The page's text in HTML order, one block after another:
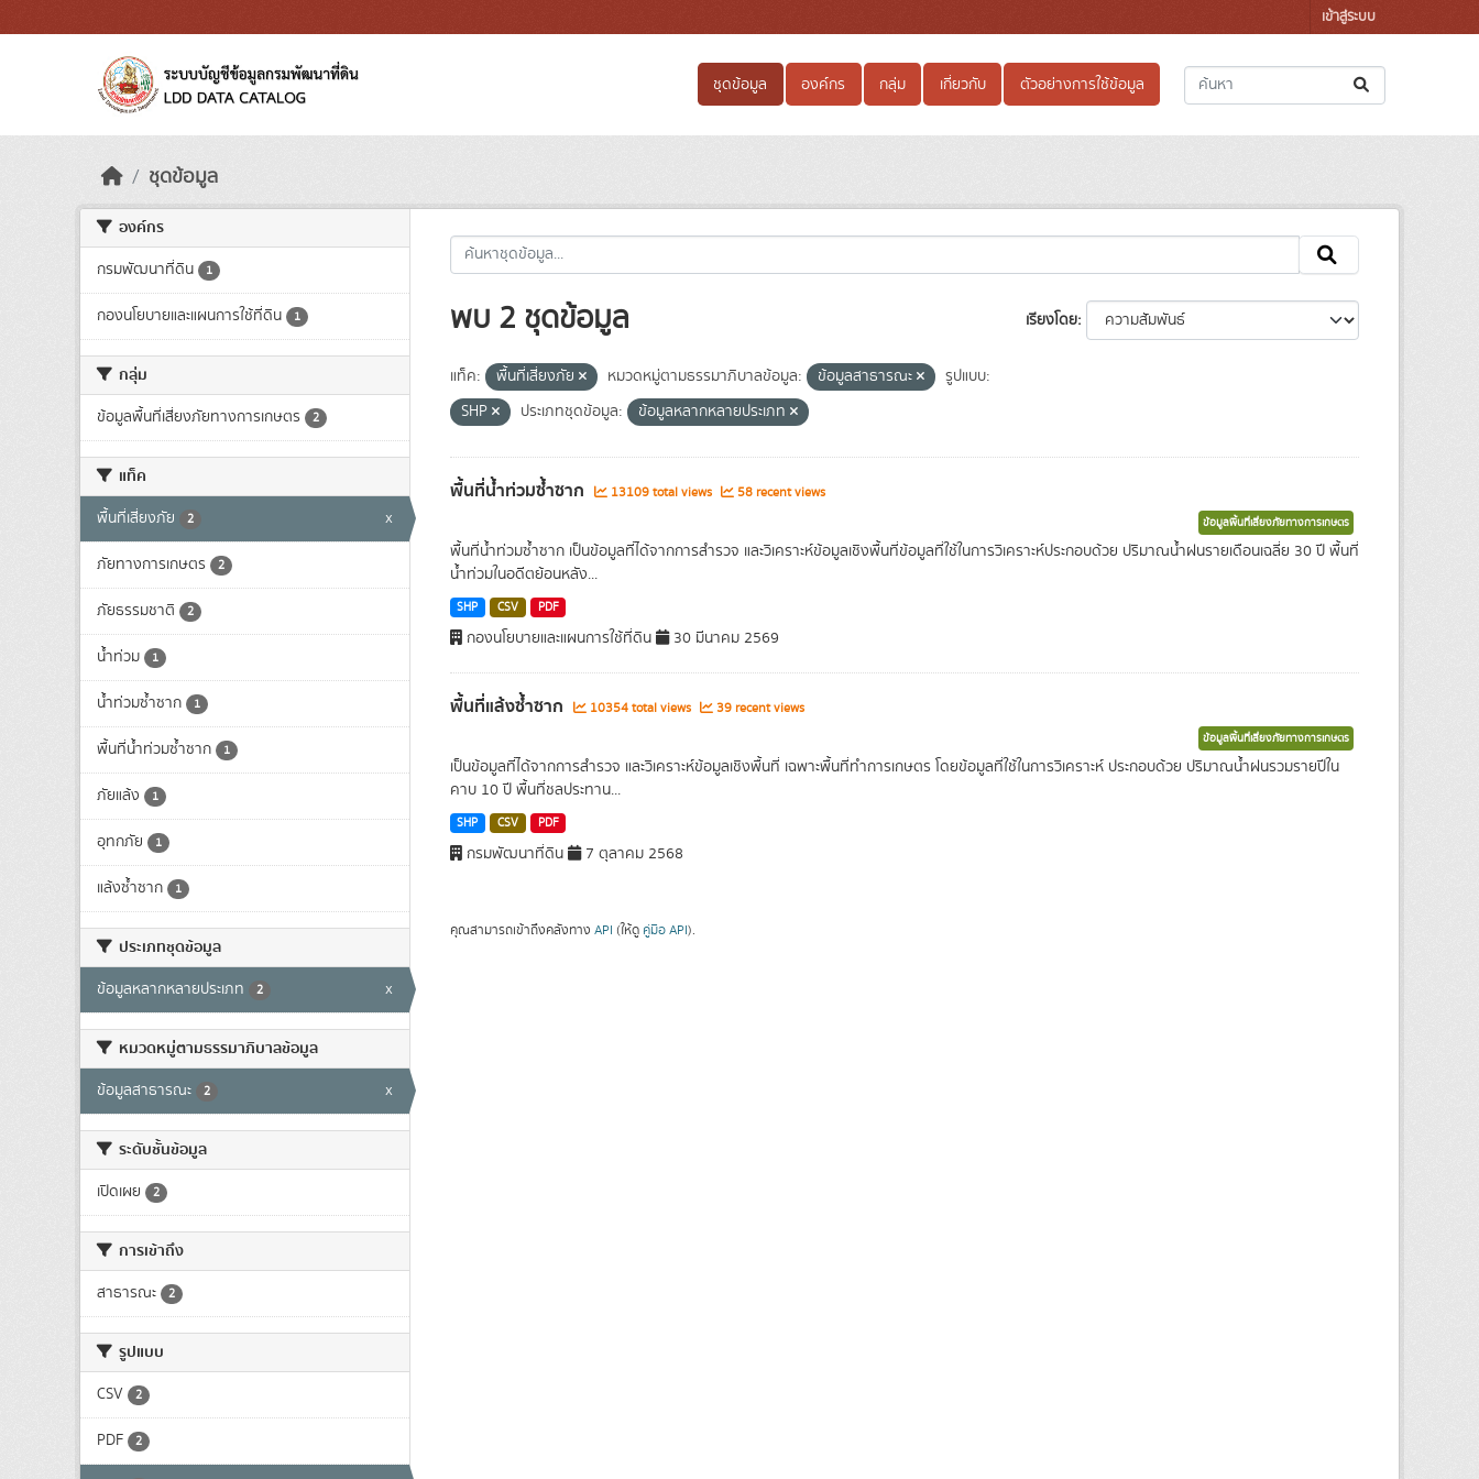
เข้าสู่ระบบ
ชุดข้อมูล องค์กร กลุ่ม เกี่ยวกับ ตัวอย่างการใช้ข้อมูล
ชุดข้อมูล
องค์กร
กรมพัฒนาที่ดิน 1
กองนโยบายและแผนการใช้ที่ดิน 1
กลุ่ม
ข้อมูลพื้นที่เสี่ยงภัยทางการเกษตร 2
แท็ค
พื้นที่เสี่ยงภัย 2 x
ภัยทางการเกษตร 2
ภัยธรรมชาติ 2
น้ำท่วม 1
น้ำท่วมซ้ำซาก 1
พื้นที่น้ำท่วมซ้ำซาก 1
ภัยแล้ง 1
อุทกภัย 1
แล้งซ้ำซาก 1
ประเภทชุดข้อมูล
ข้อมูลหลากหลายประเภท 2 x
หมวดหมู่ตามธรรมาภิบาลข้อมูล
ข้อมูลสาธารณะ 2 x
ระดับชั้นข้อมูล
เปิดเผย 2
การเข้าถึง
สาธารณะ 2
รูปแบบ
CSV 2
PDF 2
เรียงโดย
พบ 2 ชุดข้อมูล
แท็ค: พื้นที่เสี่ยงภัย หมวดหมู่ตามธรรมาภิบาลข้อมูล: ข้อมูลสาธารณะ
รูปแบบ:
SHP
ประเภทชุดข้อมูล: ข้อมูลหลากหลายประเภท
พื้นที่น้ำท่วมซ้ำซาก 13109 total views 58 recent views
ข้อมูลพื้นที่เสี่ยงภัยทางการเกษตร
พื้นที่น้ำท่วมซ้ำซาก เป็นข้อมูลที่ได้จากการสำรวจ และวิเคราะห์ข้อมูลเชิงพื้นที่ข้อมูลที่ใช้ในการวิเคราะห์ประกอบด้วย ปริมาณน้ำฝนรายเดือนเฉลี่ย 30 ปี พื้นที่
น้ำท่วมในอดีตย้อนหลัง...
SHP CSV PDF
กองนโยบายและแผนการใช้ที่ดิน 30 มีนาคม 2569
พื้นที่แล้งซ้ำซาก 10354 total views 39 recent views
ข้อมูลพื้นที่เสี่ยงภัยทางการเกษตร
เป็นข้อมูลที่ได้จากการสำรวจ และวิเคราะห์ข้อมูลเชิงพื้นที่ เฉพาะพื้นที่ทำการเกษตร โดยข้อมูลที่ใช้ในการวิเคราะห์ ประกอบด้วย ปริมาณน้ำฝนรวมรายปีใน
คาบ 10 ปี พื้นที่ชลประทาน...
SHP CSV PDF
กรมพัฒนาที่ดิน 7 ตุลาคม 2568
คุณสามารถเข้าถึงคลังทาง API (ให้ดู คู่มือ API).